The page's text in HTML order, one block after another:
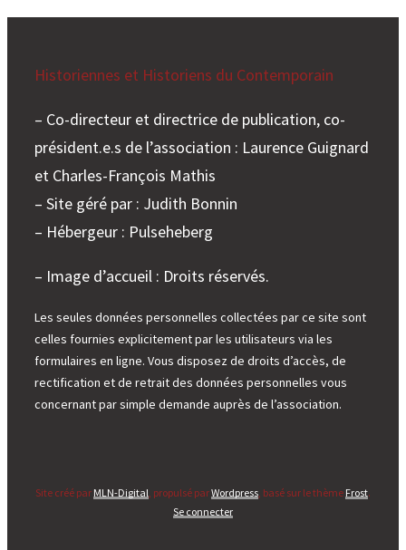
Historiennes et Historiens du Contemporain
– Co-directeur et directrice de publication, co-
président.e.s de l’association : Laurence Guignard
et Charles-François Mathis
– Site géré par : Judith Bonnin
– Hébergeur : Pulseheberg
– Image d’accueil : Droits réservés.
Les seules données personnelles collectées par ce site sont
celles fournies explicitement par les utilisateurs via les
formulaires en ligne. Vous disposez de droits d’accès, de
rectification et de retrait des données personnelles vous
concernant par simple demande auprès de l’association.
Site créé par MLN-Digital , propulsé parWordpress , basé sur le thème Frost.
Se connecter